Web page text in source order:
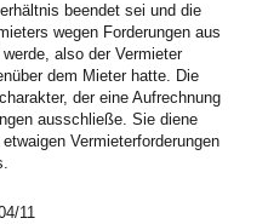
beendet sei und die
wegen Forderungen aus
also der Vermieter
dem Mieter hatte. Die
der eine Aufrechnung
ausschließe. Sie diene
Vermieterforderungen
11